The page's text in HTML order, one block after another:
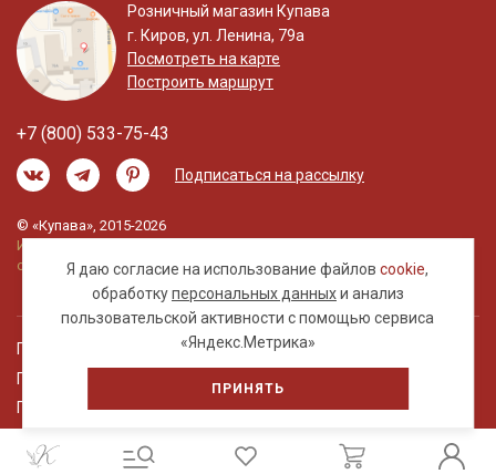
Я даю согласие на использование файловcookie,
обработкуперсональных данныхи анализ
пользовательской активности с помощью сервиса
«Яндекс.Метрика»
ПРИНЯТЬ
Розничный магазин Купава
г. Киров, ул. Ленина, 79а
Посмотреть на карте
Построить маршрут
+7 (800) 533-75-43
Подписаться на рассылку
© «Купава», 2015-2026
Информация на сайте не является публичной
офертой.
Правовая информация
Политика обработки персональных данных
Пользовательское соглашение